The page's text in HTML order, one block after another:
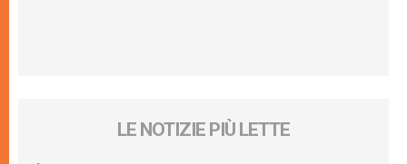
LE NOTIZIE PIÙ LETTE